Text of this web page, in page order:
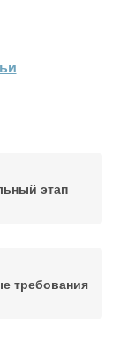
этап
требования